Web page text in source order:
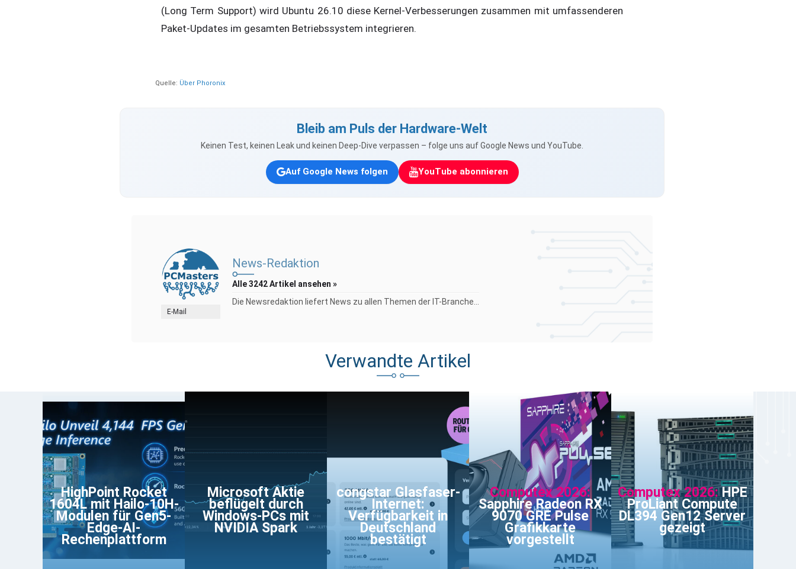
(Long Term Support) wird Ubuntu 26.10 diese Kernel-Verbesserungen zusammen mit umfassenderen
Paket-Updates im gesamten Betriebssystem integrieren.
Quelle: Über Phoronix
Bleib am Puls der Hardware-Welt
Keinen Test, keinen Leak und keinen Deep-Dive verpassen – folge uns auf Google News und YouTube.
Auf Google News folgen YouTube abonnieren
E-Mail
News-Redaktion
Alle 3242 Artikel ansehen »
Die Newsredaktion liefert News zu allen Themen der IT-Branche...
Verwandte Artikel
HighPoint Rocket
1604L mit Hailo-10H-
Modulen für Gen5-
Edge-AI-
Rechenplattform
Microsoft Aktie
beflügelt durch
Windows-PCs mit
NVIDIA Spark
congstar Glasfaser-
Internet:
Verfügbarkeit in
Deutschland
bestätigt
Computex 2026:
Sapphire Radeon RX
9070 GRE Pulse
Grafikkarte
vorgestellt
Computex 2026:HPE
ProLiant Compute
DL394 Gen12 Server
gezeigt